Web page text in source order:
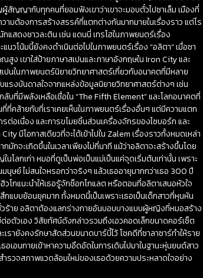
สัญญากับทุกคนที่ยอมฟังเขาว่าเขาจะมอบตั๋วไปซาเล็ม เมืองที่
มต้องการสร้างสรรค์ที่แตกต่างกันมากมายในเรื่องราว แต่โร
แสดงชาวละติน เช่น แดนนี่ เทรโฮในภาพยนตร์เรื่อง
นวโน้มนี้ยังคงดำเนินต่อไปในภาพยนตร์เรื่อง “อลิตา” เมื่อซา
ง เขาใส่ป้ายภาษาสเปนและภาษาอังกฤษใน Iron City และ
ปนในภาพยนตร์นิยายวิทยาศาสตร์เกี่ยวกับอนาคตที่มีหลาย
แรงบันดาลใจจากแหล่งข้อมูลนิยายวิทยาศาสตร์ต่างๆ เช่น
ที่มีพลังเหลือเชื่อใน “The Fifth Element” และโลกอนาคตที่
ที่คล้ายกับที่เราเคยเห็นในภาพยนตร์เรื่องอื่นๆ แต่มีความแตก
อเนื่อง และการขโมยชิ้นส่วนเครื่องจักรของไซบอร์ก และ
มีโอกาสเดียวที่จะได้เข้าไปใน Zalem เรื่องราวทั้งหมดเหล่า
กจะเกิดขึ้นในเวลาเพียงไม่กี่นาที แม้ว่าอลิตาจะสร้างขึ้นโดย
ลกเก่า หมอที่ดูเป็นพ่อเป็นแม่เป็นแค่จุดเริ่มต้นเท่านั้น เพราะ
ษย์ ไม่สนใจหรอกว่าจริงๆ แล้วเธออายุมากกว่าเธอ 300 ปี
โกแนะนำให้เธอรู้จักช็อกโกแลต หรือตอนที่อลิตาเสนอหัวใจ
กแบบย้อนยุคมาก ทั้งหมดนี้เป็นเพราะเธอเป็นเด็กสาวที่หุนหัน
ร้าย อลิตาต้องแลกร่างกายอันบอบบางแบบผู้หญิงที่หมอสร้าง
อตัวเอง วิสัยทัศน์ดังกล่าวรวมถึงเอวคอดเล็กขนาดคอร์เซ็ต
ายังคงรักษาสัดส่วนขนาดบาร์บี้ไว้ โชคดีที่ซาลาซาร์ทำให้ราย
อนกายเข้าหาความอึดอัดในการเดินไปมาในฐานะหุ่นยนต์สาว
รวจสภาพแวดล้อมใหม่ของเธอด้วยความประหลาดใจอย่าง